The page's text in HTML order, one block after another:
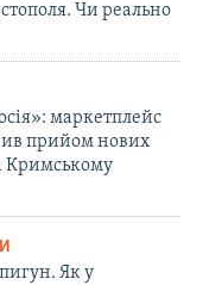
Чи реально
маркетплейс
прийом нових
Кримському
Як у